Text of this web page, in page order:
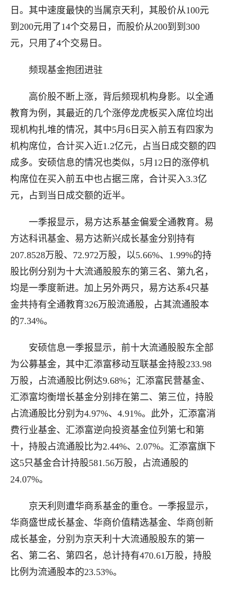
日。其中速度最快的当属京天利，其股价从100元
到200元用了14个交易日，而股价从200到到300
元，只用了4个交易日。
频现基金抱团进驻
高价股不断上涨，背后频现机构身影。以全通
教育为例，其最近的几个涨停龙虎板买入席位均出
现机构扎堆的情况，其中5月6日买入前五有四家为
机构席位，合计买入近1.2亿元，占当日成交额的四
成多。安硕信息的情况也类似，5月12日的涨停机
构席位在买入前五中也占据三席，合计买入3.3亿
元，占到当日成交额的近半。
一季报显示，易方达系基金偏爱全通教育。易
方达科讯基金、易方达新兴成长基金分别持有
207.8528万股、72.972万股，以5.66%、1.99%的持
股比例分别为十大流通股股东的第三名、第九名，
均是一季度新进。加上另外两只，易方达系4只基
金共持有全通教育326万股流通股，占其流通股本
的7.34%。
安硕信息一季报显示，前十大流通股股东全部
为公募基金，其中汇添富移动互联基金持股233.98
万股，占流通股比例达9.68%；汇添富民营基金、
汇添富均衡增长基金分别排在第二、第三位，持股
占流通股比分别为4.97%、4.91%。此外，汇添富消
费行业基金、汇添富逆向投资基金位列第七和第
十，持股占流通股比为2.44%、2.07%。汇添富旗下
这5只基金合计持股581.56万股，占流通股的
24.07%。
京天利则遭华商系基金的重仓。一季报显示，
华商盛世成长基金、华商价值精选基金、华商创新
成长基金，分别为京天利十大流通股股东的第一
名、第二名、第四名，总计持有470.61万股，持股
比例为流通股本的23.53%。